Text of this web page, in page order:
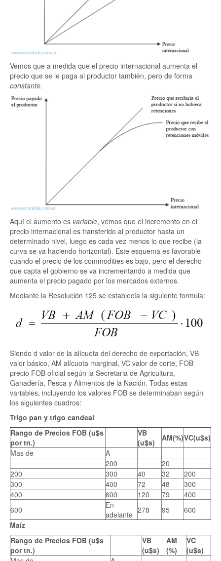
Vemos que a medida que el precio internacional aumenta el
precio que se le paga al productor también, pero de forma
constante.
Aquí el aumento es variable, vemos que el incremento en el
precio internacional es transferido al productor hasta un
determinado nivel, luego es cada vez menos lo que recibe (la
curva se va haciendo horizontal). Este esquema es favorable
cuando el precio de los commodities es bajo, pero el derecho
que capta el gobierno se va incrementando a medida que
aumenta el precio pagado por los mercados externos.
Mediante la Resolución 125 se establecía la siguiente formula:
Siendo d valor de la alícuota del derecho de exportación, VB
valor básico, AM alícuota marginal, VC valor de corte, FOB
precio FOB oficial según la Secretaria de Agricultura,
Ganadería, Pesca y Alimentos de la Nación. Todas estas
variables, incluyendo los valores FOB se determinaban según
los siguientes cuadros:
Trigo pan y trigo candeal
Rango de Precios FOB (u$s
por tn.)
VB
(u$s)
AM(%)VC(u$s)
Mas de
A
200
20
200
300 40 32
200
300
400 72 48
300
400
600 120 79
400
600
En
adelante 278 95
600
Maíz
Rango de Precios FOB (u$s
por tn.)
VB
(u$s)
AM
(%)
VC
(u$s)